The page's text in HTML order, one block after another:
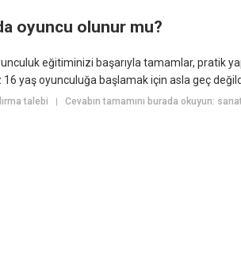
oyuncu olunur mu?
eğitiminizi başarıyla tamamlar, pratik
yaş oyunculuğa başlamak için asla geç
talebi Cevabın tamamını burada okuyun: